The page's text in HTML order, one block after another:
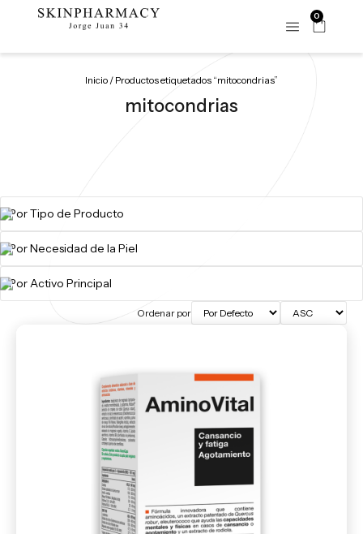
0
Inicio / Productos etiquetados “mitocondrias”
mitocondrias
Ordenar por